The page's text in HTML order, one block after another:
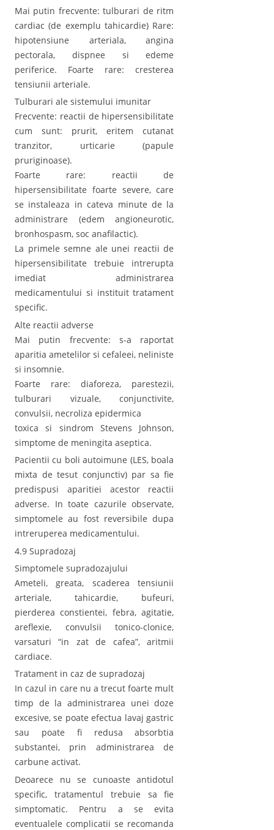
Mai putin frecvente: tulburari de ritm
cardiac (de exemplu tahicardie) Rare:
hipotensiune arteriala, angina
pectorala, dispnee si edeme
periferice. Foarte rare: cresterea
tensiunii arteriale.
Tulburari ale sistemului imunitar
Frecvente: reactii de hipersensibilitate
cum sunt: prurit, eritem cutanat
tranzitor, urticarie (papule
pruriginoase).
Foarte rare: reactii de
hipersensibilitate foarte severe, care
se instaleaza in cateva minute de la
administrare (edem angioneurotic,
bronhospasm, soc anafilactic).
La primele semne ale unei reactii de
hipersensibilitate trebuie intrerupta
imediat administrarea
medicamentului si instituit tratament
specific.
Alte reactii adverse
Mai putin frecvente: s-a raportat
aparitia ametelilor si cefaleei, neliniste
si insomnie.
Foarte rare: diaforeza, parestezii,
tulburari vizuale, conjunctivite,
convulsii, necroliza epidermica
toxica si sindrom Stevens Johnson,
simptome de meningita aseptica.
Pacientii cu boli autoimune (LES, boala
mixta de tesut conjunctiv) par sa fie
predispusi aparitiei acestor reactii
adverse. In toate cazurile observate,
simptomele au fost reversibile dupa
intreruperea medicamentului.
4.9 Supradozaj
Simptomele supradozajului
Ameteli, greata, scaderea tensiunii
arteriale, tahicardie, bufeuri,
pierderea constientei, febra, agitatie,
areflexie, convulsii tonico-clonice,
varsaturi “in zat de cafea”, aritmii
cardiace.
Tratament in caz de supradozaj
In cazul in care nu a trecut foarte mult
timp de la administrarea unei doze
excesive, se poate efectua lavaj gastric
sau poate fi redusa absorbtia
substantei, prin administrarea de
carbune activat.
Deoarece nu se cunoaste antidotul
specific, tratamentul trebuie sa fie
simptomatic. Pentru a se evita
eventualele complicatii se recomanda